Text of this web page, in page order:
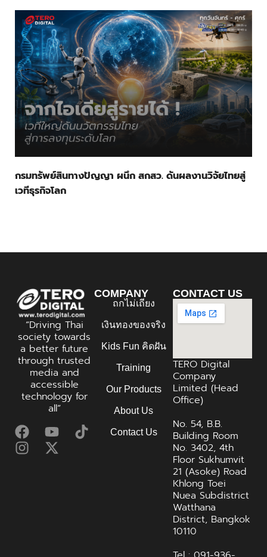
กรมทรัพย์สินทางปัญญา ผนึก สกสว. ดันผลงานวิจัยไทยสู่
เวทีธุรกิจโลก
“Driving Thai
society towards
a better future
through trusted
media and
accessible
technology for
all”
COMPANY
ถกไม่เถียง
เงินทองของจริง
Kids Fun คิดฝัน
Training
Our Products
About Us
Contact Us
CONTACT US
TERO Digital
Company
Limited (Head
Office)
No. 54, B.B.
Building Room
No. 3402, 4th
Floor Sukhumvit
21 (Asoke) Road
Khlong Toei
Nuea Subdistrict
Watthana
District, Bangkok
10110